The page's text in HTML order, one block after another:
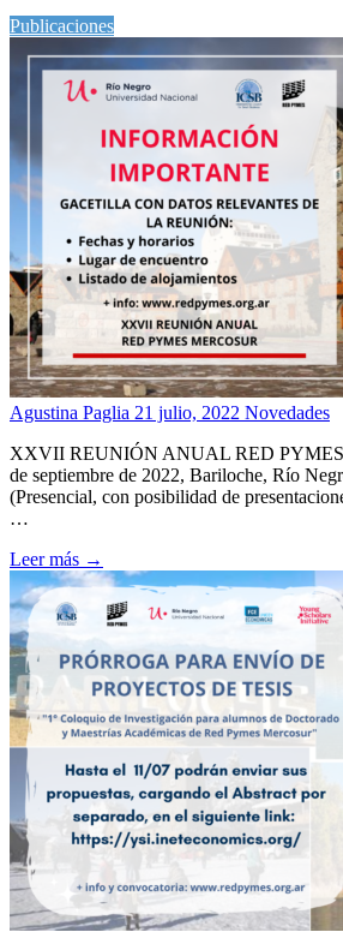
Publicaciones
Agustina Paglia 21 julio, 2022 Novedades
XXVII REUNIÓN ANUAL RED
de septiembre de 2022, Bariloche, Río
(Presencial, con posibilidad de
…
Leer más →